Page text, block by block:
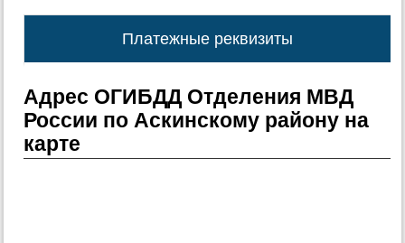
Платежные реквизиты
Адрес ОГИБДД Отделения МВД
России по Аскинскому району на
карте